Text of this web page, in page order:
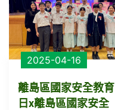
2025-04-16
離島區國家安全教育
日x離島區國家安全